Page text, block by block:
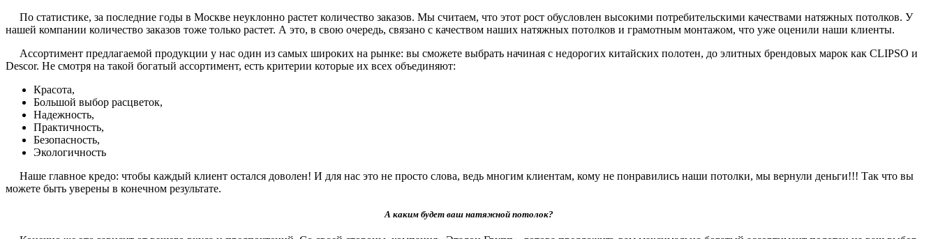
По статистике, за последние годы в Москве неуклонно растет количество заказов. Мы считаем, что этот рост обусловлен высокими потребительскими качествами натяжных потолков. У
нашей компании количество заказов тоже только растет. А это, в свою очередь, связано с качеством наших натяжных потолков и грамотным монтажом, что уже оценили наши клиенты.
Ассортимент предлагаемой продукции у нас один из самых широких на рынке: вы сможете выбрать начиная с недорогих китайских полотен, до элитных брендовых марок как CLIPSO и
Descor. Не смотря на такой богатый ассортимент, есть критерии которые их всех объединяют:
Красота,
Большой выбор расцветок,
Надежность,
Практичность,
Безопасность,
Экологичность
Наше главное кредо: чтобы каждый клиент остался доволен! И для нас это не просто слова, ведь многим клиентам, кому не понравились наши потолки, мы вернули деньги!!! Так что вы
можете быть уверены в конечном результате.
А каким будет ваш натяжной потолок?